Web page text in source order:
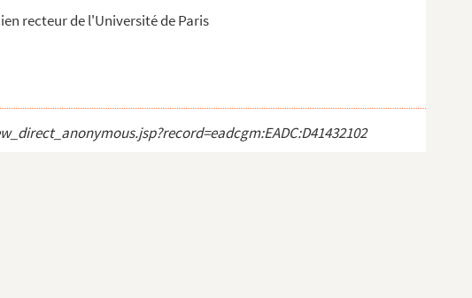
recteur de l'Université de Paris